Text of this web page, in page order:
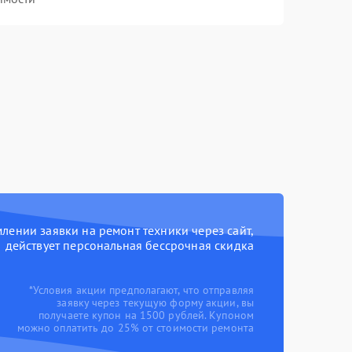
заявки на ремонт техники через сайт,
действует персональная бессрочная скидка
*Условия акции предполагают, что отправляя
заявку через текущую форму акции, вы
получаете купон на 1500 рублей. Купоном
можно оплатить до 25% от стоимости ремонта